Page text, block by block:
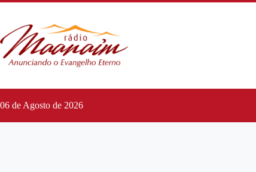
06 de Agosto de 2026